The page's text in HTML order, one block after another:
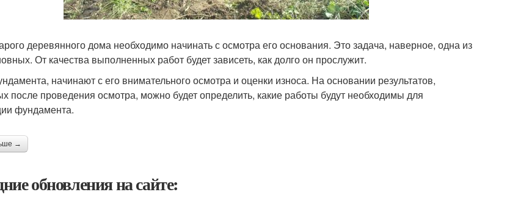
деревянного дома необходимо начинать с осмотра его основания. Это задача, наверное, одна из
От качества выполненных работ будет зависеть, как долго он прослужит.
начинают с его внимательного осмотра и оценки износа. На основании результатов,
после проведения осмотра, можно будет определить, какие работы будут необходимы для
фундамента.
→
обновления на сайте: